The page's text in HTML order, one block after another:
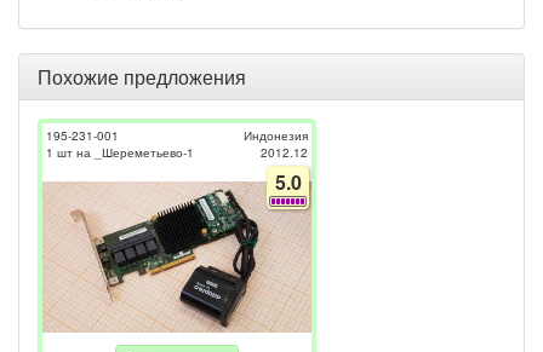
Похожие предложения
195-231-001
1 шт на _Шереметьево-1
Индонезия
2012.12
5.0